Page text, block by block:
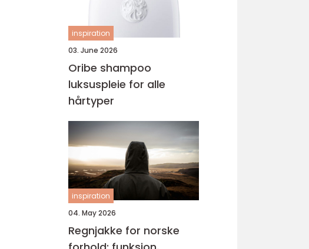
inspiration
03. June 2026
Oribe shampoo
luksuspleie for alle
hårtyper
inspiration
04. May 2026
Regnjakke for norske